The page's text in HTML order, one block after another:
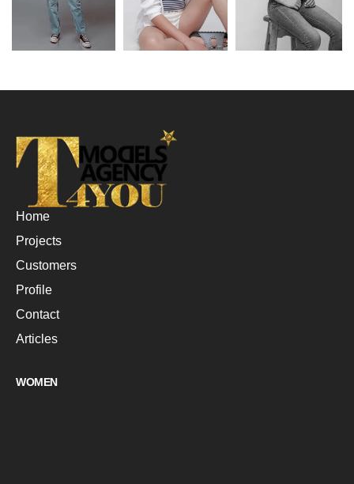
Home
Projects
Customers
Profile
Contact
Articles
WOMEN